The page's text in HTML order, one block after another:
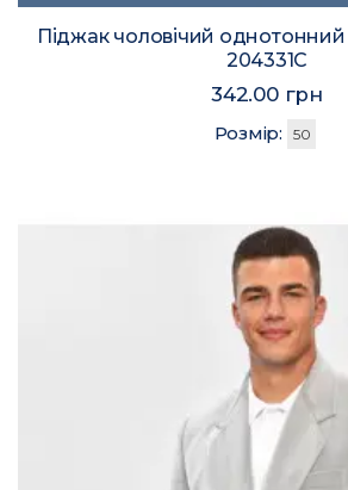
Піджак чоловічий однотонний
204331C
342.00 грн
Розмір: 50